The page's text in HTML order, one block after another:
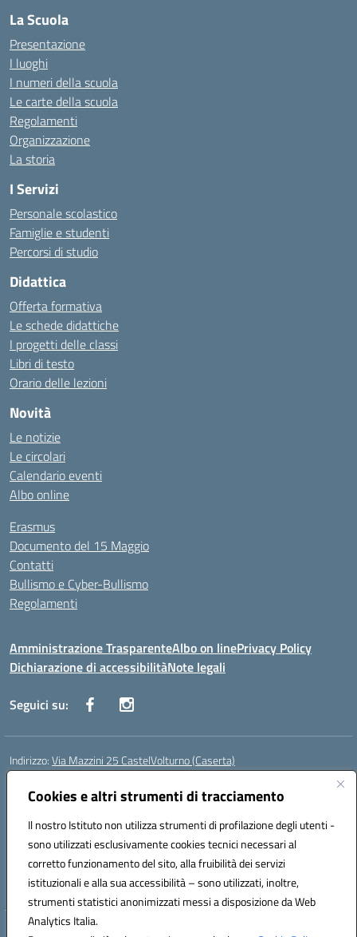
Cookies e altri strumenti di tracciamento
Il nostro Istituto non utilizza strumenti di profilazione degli utenti -
sono utilizzati esclusivamente cookies tecnici necessari al
corretto funzionamento del sito, alla fruibilità dei servizi
istituzionali e alla sua accessibilità – sono utilizzati, inoltre,
strumenti statistici anonimizzati messi a disposizione da Web
Analytics Italia.
La Scuola
Presentazione
I luoghi
I numeri della scuola
Le carte della scuola
Regolamenti
Organizzazione
La storia
I Servizi
Personale scolastico
Famiglie e studenti
Percorsi di studio
Didattica
Offerta formativa
Le schede didattiche
I progetti delle classi
Libri di testo
Orario delle lezioni
Novità
Le notizie
Le circolari
Calendario eventi
Albo online
Erasmus
Documento del 15 Maggio
Contatti
Bullismo e Cyber-Bullismo
Regolamenti
Amministrazione TrasparenteAlbo on linePrivacy Policy
Dichiarazione di accessibilitàNote legali
Seguici su:
Indirizzo:Via Mazzini 25 CastelVolturno (Caserta)
Centralino:
Posta elettronica certificata (PEC):ceis014005@pec.istruzione.it
Codice fiscale: 93063510619
Codice meccanografico:CEIS014005
Codice Indice delle Pubbliche Amministrazioni (IPA): istsc_ceis014005
Codice unico di fatturazione (CUF): UOU8EW
Hosting & Powered by 3D Solution S.r.l.